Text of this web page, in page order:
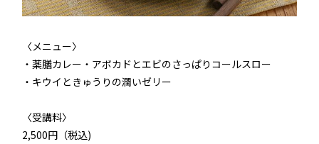
〈メニュー〉
・薬膳カレー・アボカドとエビのさっぱりコールスロー
・キウイときゅうりの潤いゼリー
〈受講料〉
2,500円（税込)